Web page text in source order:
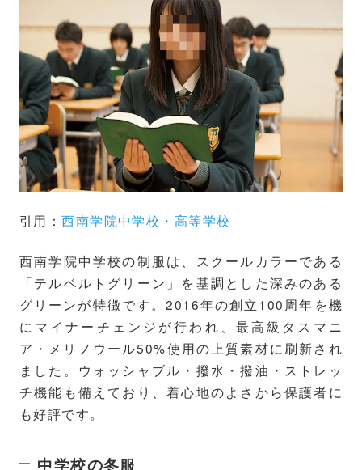
引用：西南学院中学校・高等学校
西南学院中学校の制服は、スクールカラーである
「テルベルトグリーン」を基調とした深みのある
グリーンが特徴です。2016年の創立100周年を機
にマイナーチェンジが行われ、最高級タスマニ
ア・メリノウール50%使用の上質素材に刷新され
ました。ウォッシャブル・撥水・撥油・ストレッ
チ機能も備えており、着心地のよさから保護者に
も好評です。
中学校の冬服